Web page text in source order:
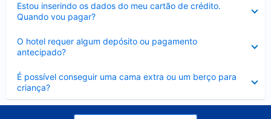
Estou inserindo os dados do meu cartão de crédito.
Quando vou pagar?
O hotel requer algum depósito ou pagamento
antecipado?
É possível conseguir uma cama extra ou um berço para
criança?
Contraído